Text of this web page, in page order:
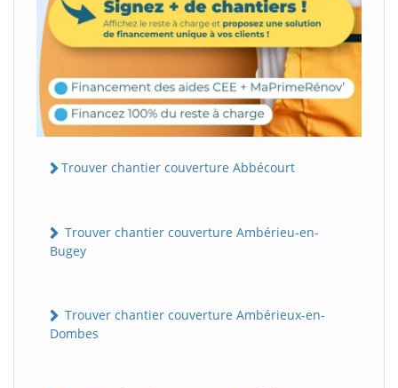
Trouver chantier couverture Abbécourt
Trouver chantier couverture Ambérieu-en-
Bugey
Trouver chantier couverture Ambérieux-en-
Dombes